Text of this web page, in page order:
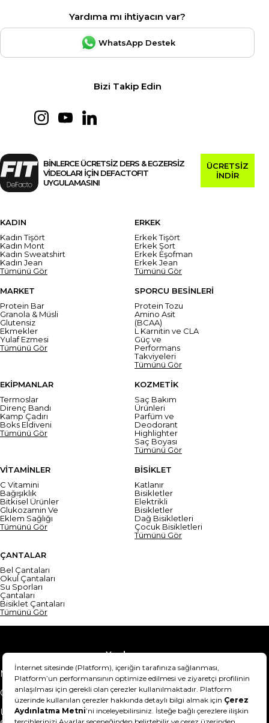
Yardıma mı ihtiyacın var?
WhatsApp Destek
Bizi Takip Edin
BİNLERCE ÜCRETSİZ DERS & EGZERSİZ
VİDEOLARI İÇİN DEFACTOFIT
UYGULAMASINI
ÜCRETSİZ
İNDİR
KADIN
Kadın Tişört
Kadın Mont
Kadın Sweatshirt
Kadın Jean
Tümünü Gör
ERKEK
Erkek Tişört
Erkek Şort
Erkek Eşofman
Erkek Jean
Tümünü Gör
MARKET
Protein Bar
Granola & Müsli
Glutensiz
Ekmekler
Yulaf Ezmesi
Tümünü Gör
SPORCU BESİNLERİ
Protein Tozu
Amino Asit
(BCAA)
L Karnitin ve CLA
Güç ve
Performans
Takviyeleri
Tümünü Gör
EKİPMANLAR
Termoslar
Direnç Bandı
Kamp Çadırı
Boks Eldiveni
Tümünü Gör
KOZMETİK
Saç Bakım
Ürünleri
Parfüm ve
Deodorant
Highlighter
Saç Boyası
Tümünü Gör
VİTAMİNLER
C Vitamini
Bağışıklık
Bitkisel Ürünler
Glukozamin Ve
Eklem Sağlığı
Tümünü Gör
BİSİKLET
Katlanır
Bisikletler
Elektrikli
Bisikletler
Dağ Bisikletleri
Çocuk Bisikletleri
Tümünü Gör
ÇANTALAR
Bel Çantaları
Okul Çantaları
Su Sporları
Çantaları
Bisiklet Çantaları
Tümünü Gör
Yardım
Mesafeli Satış Sözleşmesi
Teslimat Bilgisi
Gizlilik Sözleşmesi
Şartlar & Koşullar
Ürünümü nasıl iade
Hakkımızda